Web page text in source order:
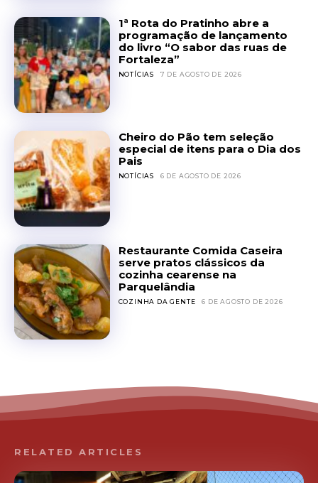
1ª Rota do Pratinho abre a
programação de lançamento
do livro “O sabor das ruas de
Fortaleza”
NOTÍCIAS 7 DE AGOSTO DE 2026
Cheiro do Pão tem seleção
especial de itens para o Dia dos
Pais
NOTÍCIAS 6 DE AGOSTO DE 2026
Restaurante Comida Caseira
serve pratos clássicos da
cozinha cearense na
Parquelândia
COZINHA DA GENTE 6 DE AGOSTO DE 2026
RELATED ARTICLES